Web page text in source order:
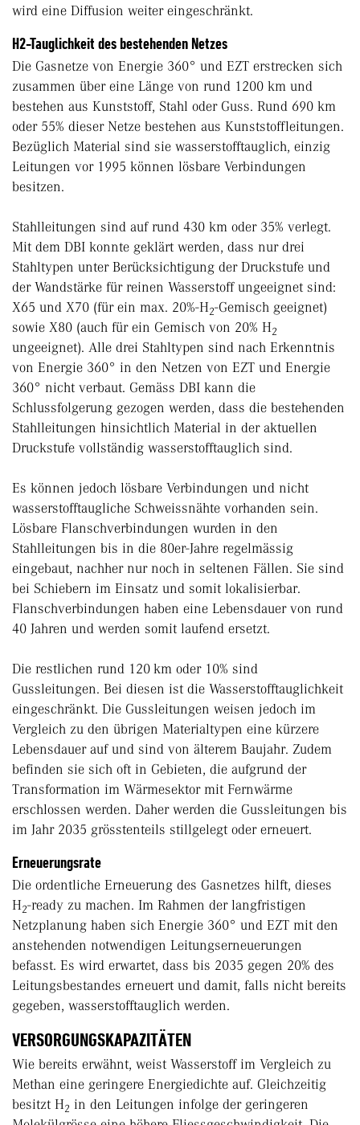
wird eine Diffusion weiter eingeschränkt.
H2-Tauglichkeit des bestehenden Netzes
Die Gasnetze von Energie 360° und EZT erstrecken sich
zusammen über eine Länge von rund 1200 km und
bestehen aus Kunststoff, Stahl oder Guss. Rund 690 km
oder 55% dieser Netze bestehen aus Kunststoffleitungen.
Bezüglich Material sind sie wasserstofftauglich, einzig
Leitungen vor 1995 können lösbare Verbindungen
besitzen.
Stahlleitungen sind auf rund 430 km oder 35% verlegt.
Mit dem DBI konnte geklärt werden, dass nur drei
Stahltypen unter Berücksichtigung der Druckstufe und
der Wandstärke für reinen Wasserstoff ungeeignet sind:
X65 und X70 (für ein max. 20%-H2-Gemisch geeignet)
sowie X80 (auch für ein Gemisch von 20% H2
ungeeignet). Alle drei Stahltypen sind nach Erkenntnis
von Energie 360° in den Netzen von EZT und Energie
360° nicht verbaut. Gemäss DBI kann die
Schlussfolgerung gezogen werden, dass die bestehenden
Stahlleitungen hinsichtlich Material in der aktuellen
Druckstufe vollständig wasserstofftauglich sind.
Es können jedoch lösbare Verbindungen und nicht
wasserstofftaugliche Schweissnähte vorhanden sein.
Lösbare Flanschverbindungen wurden in den
Stahlleitungen bis in die 80er-Jahre regelmässig
eingebaut, nachher nur noch in seltenen Fällen. Sie sind
bei Schiebern im Einsatz und somit lokalisierbar.
Flanschverbindungen haben eine Lebensdauer von rund
40 Jahren und werden somit laufend ersetzt.
Die restlichen rund 120 km oder 10% sind
Gussleitungen. Bei diesen ist die Wasserstofftauglichkeit
eingeschränkt. Die Gussleitungen weisen jedoch im
Vergleich zu den übrigen Materialtypen eine kürzere
Lebensdauer auf und sind von älterem Baujahr. Zudem
befinden sie sich oft in Gebieten, die aufgrund der
Transformation im Wärmesektor mit Fernwärme
erschlossen werden. Daher werden die Gussleitungen bis
im Jahr 2035 grösstenteils stillgelegt oder erneuert.
Erneuerungsrate
Die ordentliche Erneuerung des Gasnetzes hilft, dieses
H2-ready zu machen. Im Rahmen der langfristigen
Netzplanung haben sich Energie 360° und EZT mit den
anstehenden notwendigen Leitungserneuerungen
befasst. Es wird erwartet, dass bis 2035 gegen 20% des
Leitungsbestandes erneuert und damit, falls nicht bereits
gegeben, wasserstofftauglich werden.
VERSORGUNGSKAPAZITÄTEN
Wie bereits erwähnt, weist Wasserstoff im Vergleich zu
Methan eine geringere Energiedichte auf. Gleichzeitig
besitzt H2 in den Leitungen infolge der geringeren